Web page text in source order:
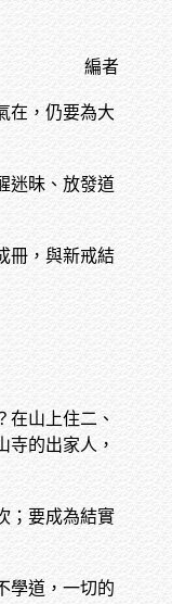
編者
在，仍要為大
迷昧、放發道
冊，與新戒結
在山上住二、
的出家人，
；要成為結實
學道，一切的